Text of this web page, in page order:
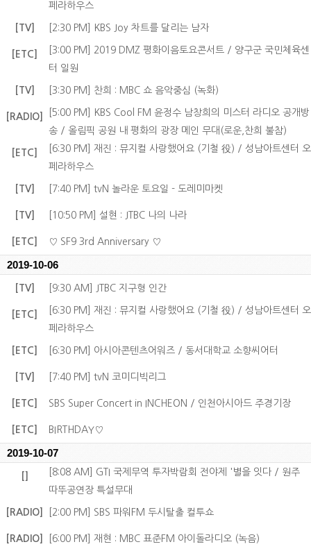
페라하우스
[TV] [2:30 PM] KBS Joy 차트를 달리는 남자
[ETC]
[3:00 PM] 2019 DMZ 평화이음토요콘서트 / 양구군 국민체육센
터 일원
[TV] [3:30 PM] 찬희 : MBC 쇼 음악중심 (녹화)
[RADIO]
[5:00 PM] KBS Cool FM 윤정수 남창희의 미스터 라디오 공개방
송 / 올림픽 공원 내 평화의 광장 메인 무대(로운,찬희 불참)
[ETC]
[6:30 PM] 재진 : 뮤지컬 사랑했어요 (기철 役) / 성남아트센터 오
페라하우스
[TV] [7:40 PM] tvN 놀라운 토요일 - 도레미마켓
[TV] [10:50 PM] 설현 : JTBC 나의 나라
[ETC] ♡ SF9 3rd Anniversary ♡
2019-10-06
[TV] [9:30 AM] JTBC 지구형 인간
[ETC]
[6:30 PM] 재진 : 뮤지컬 사랑했어요 (기철 役) / 성남아트센터 오
페라하우스
[ETC] [6:30 PM] 아시아콘텐츠어워즈 / 동서대학교 소향씨어터
[TV] [7:40 PM] tvN 코미디빅리그
[ETC] SBS Super Concert in INCHEON / 인천아시아드 주경기장
[ETC] BIRTHDAY♡
2019-10-07
[8:08 AM] GTI 국제무역 투자박람회 전야제 '별을 잇다 / 원주
따뚜공연장 특설무대
[RADIO] [2:00 PM] SBS 파워FM 두시탈출 컬투쇼
[RADIO] [6:00 PM] 재현 : MBC 표준FM 아이돌라디오 (녹음)